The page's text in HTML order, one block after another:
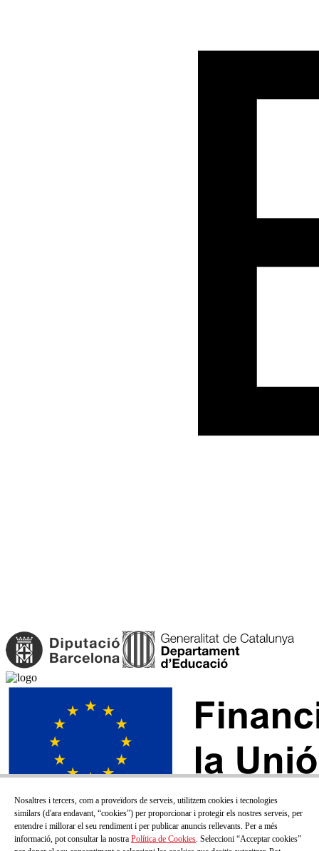
Nosaltres i tercers, com a proveïdors de serveis, utilitzem cookies i tecnologies
similars (d'ara endavant, “cookies”) per proporcionar i protegir els nostres serveis, per
entendre i millorar el seu rendiment i per publicar anuncis rellevants. Per a més
informació, pot consultar la nostra Política de Cookies. Seleccioni “Acceptar cookies”